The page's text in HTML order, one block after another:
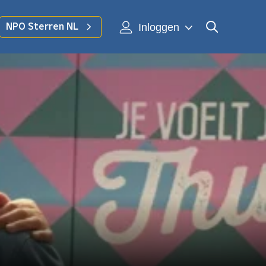
NPO Sterren NL Inloggen